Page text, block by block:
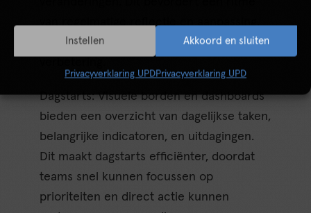
Akkoord en sluiten
Instellen
Privacyverklaring UPDPrivacyverklaring UPD
van regelmatige reflectie en aanpassing,
wat essentieel is voor continue
Dagstarts: Visuele borden en dashboards
bieden een overzicht van dagelijkse taken,
belangrijke indicatoren, en uitdagingen.
Dit maakt dagstarts efficiënter, doordat
teams snel kunnen focussen op
prioriteiten en direct actie kunnen